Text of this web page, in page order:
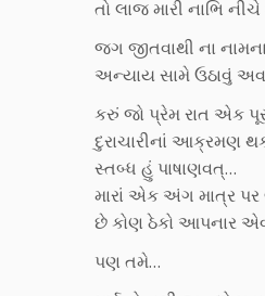
તો લાજ મારી નાભિ
જગ જીતવાથી ના
અન્યાય સામે ઉઠાવું
કરું જો પ્રેમ રાત એક
દુરાચારીનાં આક્રમણ
સ્તબ્ધ હું પાષાણવત્…
મારાં એક અંગ માત્ર પર
છે કોણ ઠેકો આપનાર
પણ તમે…